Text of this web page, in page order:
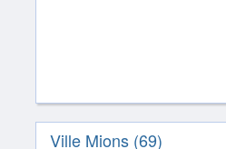
Ville Mions (69)